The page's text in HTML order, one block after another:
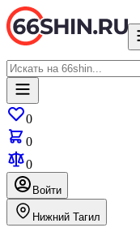
0
0
0
Войти
Нижний Тагил